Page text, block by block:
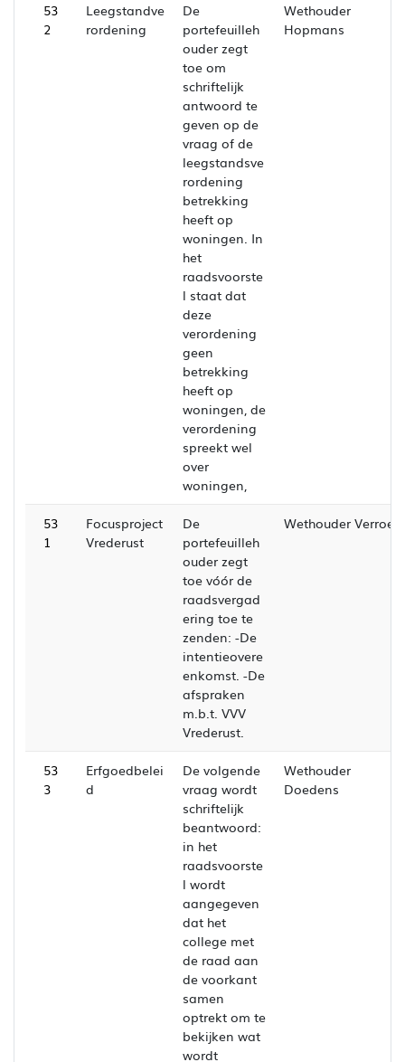
53
2
Leegstandve
rordening
De
portefeuilleh
ouder zegt
toe om
schriftelijk
antwoord te
geven op de
vraag of de
leegstandsve
rordening
betrekking
heeft op
woningen. In
het
raadsvoorste
l staat dat
deze
verordening
geen
betrekking
heeft op
woningen, de
verordening
spreekt wel
over
woningen,
Wethouder
Hopmans
53
1
Focusproject
Vrederust
De
portefeuilleh
ouder zegt
toe vóór de
raadsvergad
ering toe te
zenden: -De
intentieovere
enkomst. -De
afspraken
m.b.t. VVV
Vrederust.
Wethouder Verroen
53
3
Erfgoedbelei
d
De volgende
vraag wordt
schriftelijk
beantwoord:
in het
raadsvoorste
l wordt
aangegeven
dat het
college met
de raad aan
de voorkant
samen
optrekt om te
bekijken wat
wordt
Wethouder
Doedens